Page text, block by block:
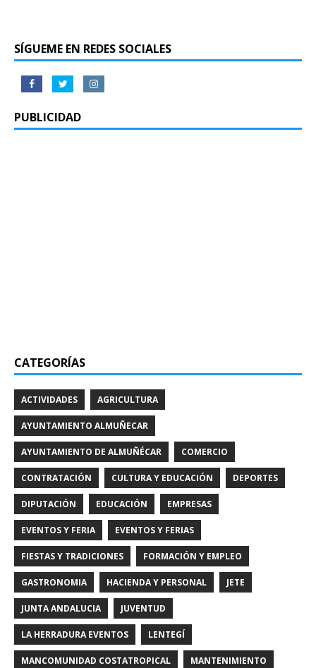
SÍGUEME EN REDES SOCIALES
PUBLICIDAD
CATEGORÍAS
ACTIVIDADES AGRICULTURA
AYUNTAMIENTO ALMUÑECAR
AYUNTAMIENTO DE ALMUÑÉCAR COMERCIO
CONTRATACIÓN CULTURA Y EDUCACIÓN DEPORTES
DIPUTACIÓN EDUCACIÓN EMPRESAS
EVENTOS Y FERIA EVENTOS Y FERIAS
FIESTAS Y TRADICIONES FORMACIÓN Y EMPLEO
GASTRONOMIA HACIENDA Y PERSONAL JETE
JUNTA ANDALUCIA JUVENTUD
LA HERRADURA EVENTOS LENTEGÍ
MANCOMUNIDAD COSTATROPICAL MANTENIMIENTO